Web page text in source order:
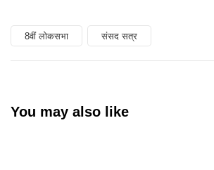
8वीं लोकसभा संसद सत्र
You may also like